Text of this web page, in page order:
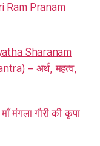
Ram Pranam
Sharanam
– अर्थ, महत्व,
मंगला गौरी की कृपा